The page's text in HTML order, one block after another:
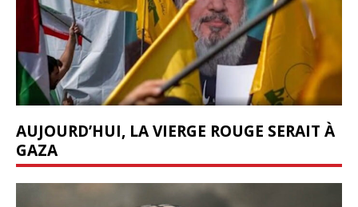
AUJOURD’HUI, LA VIERGE ROUGE SERAIT À
GAZA